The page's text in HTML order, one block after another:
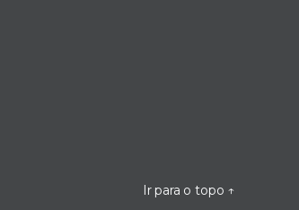
Ir para o topo ↑